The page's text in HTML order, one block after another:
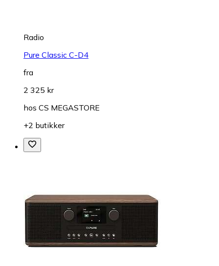
Radio
Pure Classic C-D4
fra
2 325 kr
hos CS MEGASTORE
+2 butikker